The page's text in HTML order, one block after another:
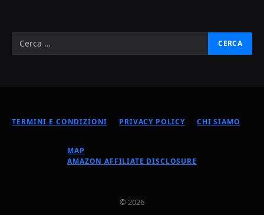
TERMINI E CONDIZIONI PRIVACY POLICY CHI SIAMO
MAP
AMAZON AFFILIATE DISCLOSURE
© 2026